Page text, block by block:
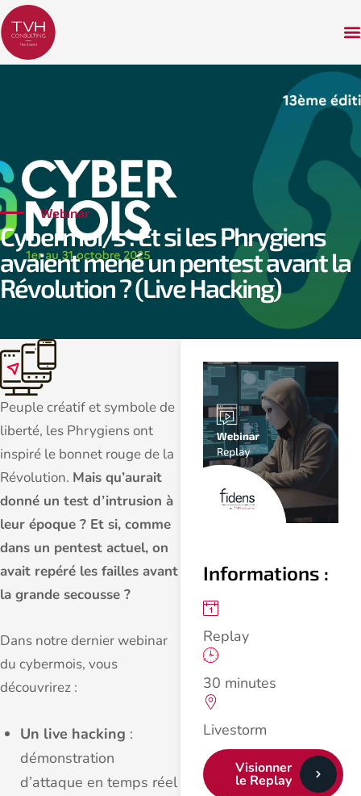
Webinar
Cybermoi/s : Et si les Phrygiens
avaient mené un pentest avant la
Révolution ? (Live Hacking)
Peuple créatif et symbole de
liberté, les Phrygiens ont
inspiré le bonnet rouge de la
Révolution. Mais qu’aurait
donné un test d’intrusion à
leur époque ? Et si, comme
dans un pentest actuel, on
avait repéré les failles avant
la grande secousse ?
Dans notre dernier webinar
du cybermois, vous
découvrirez :
Un live hacking :
démonstration
d’attaque en temps réel
Informations :
Replay
30 minutes
Livestorm
Visionner
le Replay